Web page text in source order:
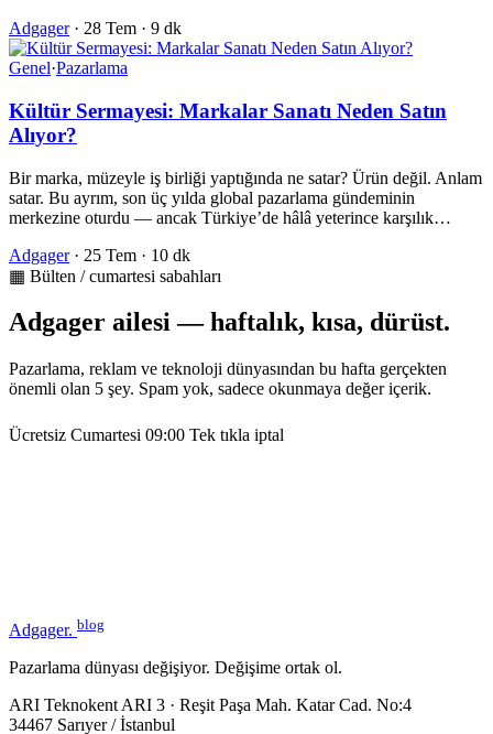
Adgager · 28 Tem · 9 dk
Genel·Pazarlama
Kültür Sermayesi: Markalar Sanatı Neden Satın
Alıyor?
Bir marka, müzeyle iş birliği yaptığında ne satar? Ürün değil. Anlam
satar. Bu ayrım, son üç yılda global pazarlama gündeminin
merkezine oturdu — ancak Türkiye’de hâlâ yeterince karşılık…
Adgager · 25 Tem · 10 dk
▦ Bülten / cumartesi sabahları
Adgager ailesi — haftalık, kısa, dürüst.
Pazarlama, reklam ve teknoloji dünyasından bu hafta gerçekten
önemli olan 5 şey. Spam yok, sadece okunmaya değer içerik.
Ücretsiz Cumartesi 09:00 Tek tıkla iptal
Adgager. blog
Pazarlama dünyası değişiyor. Değişime ortak ol.
ARI Teknokent ARI 3 · Reşit Paşa Mah. Katar Cad. No:4
34467 Sarıyer / İstanbul